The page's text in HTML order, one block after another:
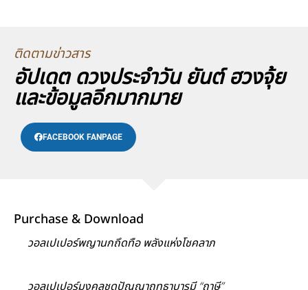
ติดตามข่าวสาร
อัปเดต ดวงประจำวัน ยันต์ ฮวงจุ้ย
และข้อมูลอีกมากมาย
FACEBOOK FANPAGE
Purchase & Download
วอลเปเปอร์พญานกถึดทือ พลังแห่งโชคลาภ
วอลเปเปอร์มงคลชุดปัญญาฤทธาบารมี “ฤาษี”